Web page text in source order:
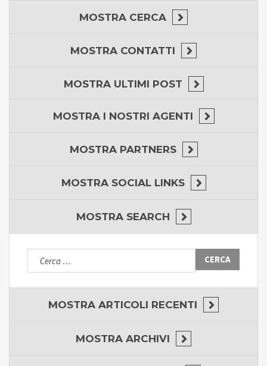
MOSTRA CERCA
MOSTRA CONTATTI
MOSTRA ULTIMI POST
MOSTRA I NOSTRI AGENTI
MOSTRA PARTNERS
MOSTRA SOCIAL LINKS
MOSTRA SEARCH
Ricerca
per:
MOSTRA ARTICOLI RECENTI
MOSTRA ARCHIVI